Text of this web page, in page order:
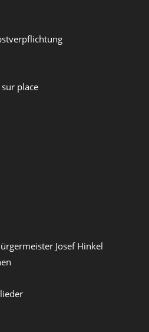
place
Josef Hinkel